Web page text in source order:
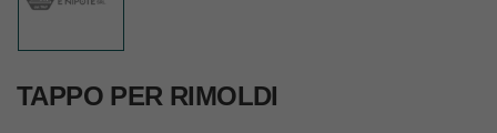
TAPPO PER RIMOLDI